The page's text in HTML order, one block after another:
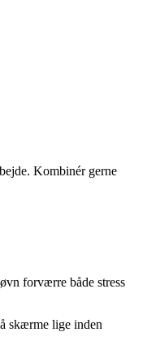
Kombinér gerne
forværre både stress
skærme lige inden